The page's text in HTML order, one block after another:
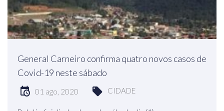
General Carneiro confirma quatro novos casos de
Covid-19 neste sábado
01 ago, 2020 CIDADE